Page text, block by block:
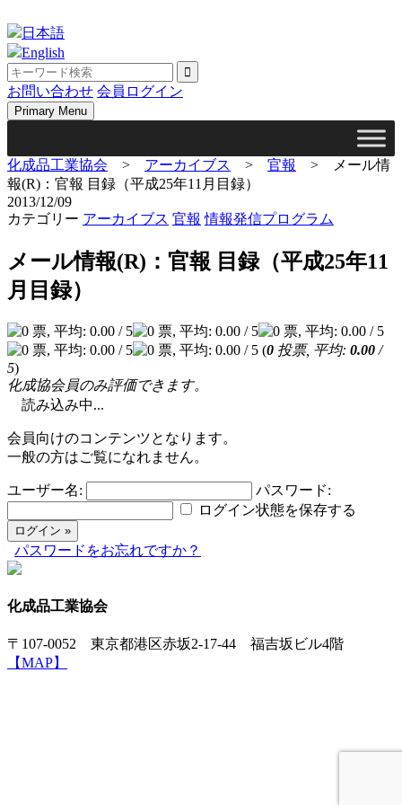
to
content
日本語
English
お問い合わせ 会員ログイン
Primary Menu
化成品工業協会 > アーカイブス > 官報 >
メール情
報(R)：官報 目録（平成25年11月目録）
2013/12/09
カテゴリー アーカイブス 官報 情報発信プログラム
メール情報(R)：官報 目録（平成25年11
月目録）
(0 投票, 平均: 0.00 /
5)
化成協会員のみ評価できます。
読み込み中...
会員向けのコンテンツとなります。
一般の方はご覧になれません。
ユーザー名:
パスワード:
ログイン状態を保存する
パスワードをお忘れですか？
化成品工業協会
〒107-0052 東京都港区赤坂2-17-44 福吉坂ビル4階
【MAP】